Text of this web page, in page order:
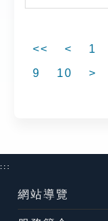
<< < 1
9
10 >
:::
網站導覽